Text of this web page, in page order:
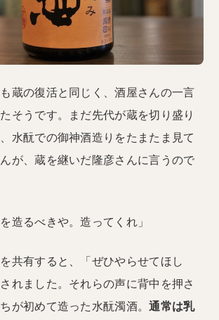
蔵の復活と同じく、酒屋さんの一言
そうです。まだ先代が蔵を切り盛り
水酛での御神酒造りをたまたま見て
が、蔵を継いだ隆彦さんに言うので
造るべきや。造ってくれ」
共有すると、「ぜひやらせてほし
れました。それらの声に背中を押さ
が初めて造った水酛濁酒。通常は乳